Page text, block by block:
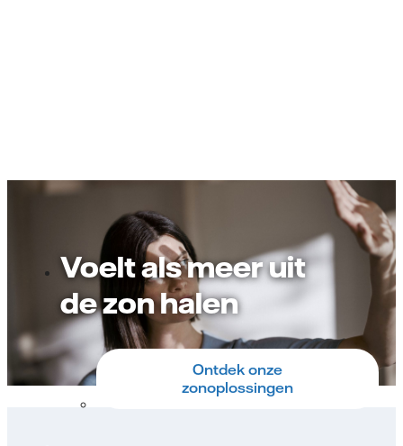
Voelt als meer uit
de zon halen
Ontdek onze
zonoplossingen